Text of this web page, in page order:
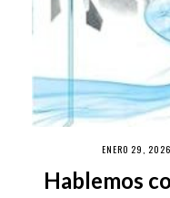
ENERO 29,
Hablemos